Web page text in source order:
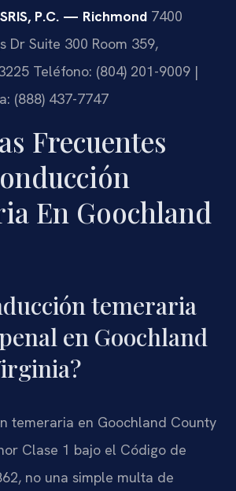
P.C. — Richmond 7400
Dr Suite 300 Room 359,
Teléfono: (804) 201-9009 |
(888) 437-7747
Frecuentes
En Goochland
temeraria
en Goochland
temeraria en Goochland County
Clase 1 bajo el Código de
no una simple multa de